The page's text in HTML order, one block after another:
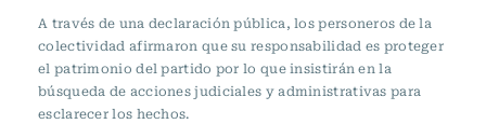
A través de una declaración pública, los personeros de la
colectividad afirmaron que su responsabilidad es proteger
el patrimonio del partido por lo que insistirán en la
búsqueda de acciones judiciales y administrativas para
esclarecer los hechos.